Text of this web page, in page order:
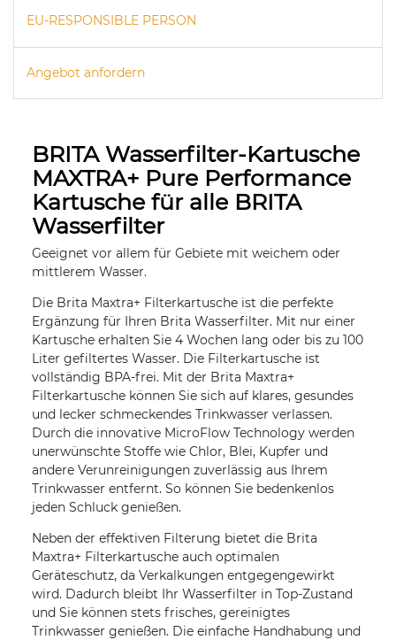
EU-RESPONSIBLE PERSON
Angebot anfordern
BRITA Wasserfilter-Kartusche
MAXTRA+ Pure Performance
Kartusche für alle BRITA
Wasserfilter
Geeignet vor allem für Gebiete mit weichem oder
mittlerem Wasser.
Die Brita Maxtra+ Filterkartusche ist die perfekte
Ergänzung für Ihren Brita Wasserfilter. Mit nur einer
Kartusche erhalten Sie 4 Wochen lang oder bis zu 100
Liter gefiltertes Wasser. Die Filterkartusche ist
vollständig BPA-frei. Mit der Brita Maxtra+
Filterkartusche können Sie sich auf klares, gesundes
und lecker schmeckendes Trinkwasser verlassen.
Durch die innovative MicroFlow Technology werden
unerwünschte Stoffe wie Chlor, Blei, Kupfer und
andere Verunreinigungen zuverlässig aus Ihrem
Trinkwasser entfernt. So können Sie bedenkenlos
jeden Schluck genießen.
Neben der effektiven Filterung bietet die Brita
Maxtra+ Filterkartusche auch optimalen
Geräteschutz, da Verkalkungen entgegengewirkt
wird. Dadurch bleibt Ihr Wasserfilter in Top-Zustand
und Sie können stets frisches, gereinigtes
Trinkwasser genießen. Die einfache Handhabung und